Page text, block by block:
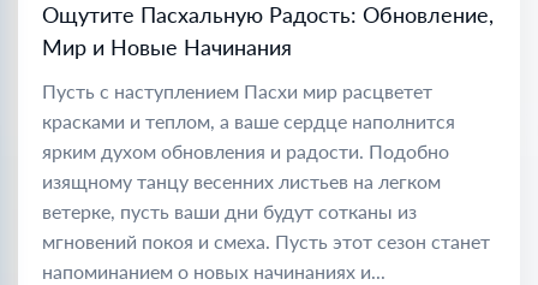
Ощутите Пасхальную Радость: Обновление,
Мир и Новые Начинания
Пусть с наступлением Пасхи мир расцветет
красками и теплом, а ваше сердце наполнится
ярким духом обновления и радости. Подобно
изящному танцу весенних листьев на легком
ветерке, пусть ваши дни будут сотканы из
мгновений покоя и смеха. Пусть этот сезон станет
напоминанием о новых начинаниях и...